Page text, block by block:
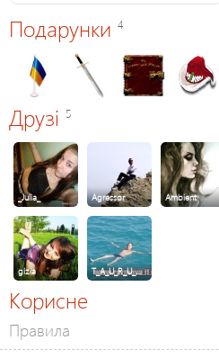
Подарунки 4
Друзі 5
_Julia_ Agressor Ambient
gizia T_A_U_R_U_…
Корисне
Правила